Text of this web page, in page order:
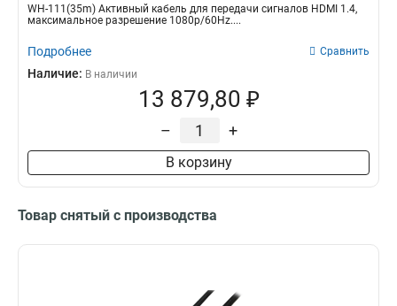
WH-111(35m) Активный кабель для передачи сигналов HDMI 1.4,
максимальное разрешение 1080p/60Hz....
Подробнее Сравнить
Наличие: В наличии
13 879,80 ₽
– +
В корзину
Товар снятый с производства